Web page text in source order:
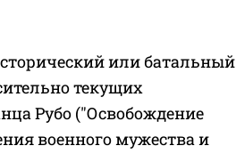
или батальный
текущих
Рубо ("Освобождение
военного мужества и